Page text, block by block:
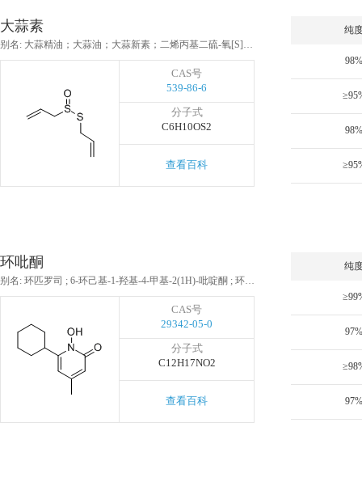
大蒜素
别名: 大蒜精油；大蒜油；大蒜新素；二烯丙基二硫-氧[S]化合物;蒜辣素;蒜素;大蒜素；二烯丙基二硫；三硫二丙烯；二烯丙基三硫化物
CAS号
539-86-6
分子式
C6H10OS2
查看百科
纯
98%
98%
环吡酮
别名: 环匹罗司 ; 6-环己基-1-羟基-4-甲基-2(1H)-吡啶酮 ; 环己吡酮氨乙醇
CAS号
29342-05-0
分子式
C12H17NO2
查看百科
纯
97%
97%